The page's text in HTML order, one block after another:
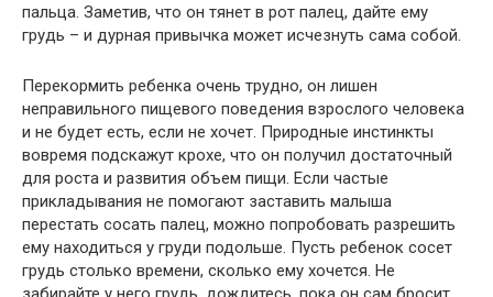
пальца. Заметив, что он тянет в рот палец, дайте ему
грудь – и дурная привычка может исчезнуть сама собой.
Перекормить ребенка очень трудно, он лишен
неправильного пищевого поведения взрослого человека
и не будет есть, если не хочет. Природные инстинкты
вовремя подскажут крохе, что он получил достаточный
для роста и развития объем пищи. Если частые
прикладывания не помогают заставить малыша
перестать сосать палец, можно попробовать разрешить
ему находиться у груди подольше. Пусть ребенок сосет
грудь столько времени, сколько ему хочется. Не